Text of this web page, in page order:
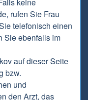
rufen Sie Frau
telefonisch einen
Sie ebenfalls im
auf dieser Seite
bzw.
und
den Arzt, das